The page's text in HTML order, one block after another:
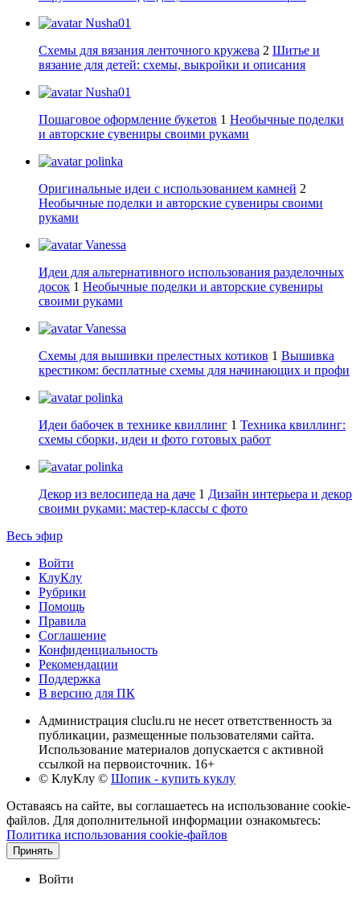
Nusha01
Схемы для вязания ленточного кружева 2 Шитье и
вязание для детей: схемы, выкройки и описания
Nusha01
Пошаговое оформление букетов 1 Необычные поделки
и авторские сувениры своими руками
polinka
Оригинальные идеи с использованием камней 2
Необычные поделки и авторские сувениры своими
руками
Vanessa
Идеи для альтернативного использования разделочных
досок 1 Необычные поделки и авторские сувениры
своими руками
Vanessa
Схемы для вышивки прелестных котиков 1 Вышивка
крестиком: бесплатные схемы для начинающих и профи
polinka
Идеи бабочек в технике квиллинг 1 Техника квиллинг:
схемы сборки, идеи и фото готовых работ
polinka
Декор из велосипеда на даче 1 Дизайн интерьера и декор
своими руками: мастер-классы с фото
Весь эфир
Войти
КлуКлу
Рубрики
Помощь
Правила
Соглашение
Конфиденциальность
Рекомендации
Поддержка
В версию для ПК
Администрация cluclu.ru не несет ответственность за
публикации, размещенные пользователями сайта.
Использование материалов допускается с активной
ссылкой на первоисточник. 16+
© КлуКлу © Шопик - купить куклу
Оставаясь на сайте, вы соглашаетесь на использование cookie-
файлов. Для дополнительной информации ознакомьтесь:
Политика использования cookie-файлов
Принять
Войти